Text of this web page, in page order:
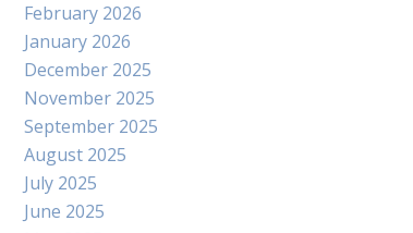
February 2026
January 2026
December 2025
November 2025
September 2025
August 2025
July 2025
June 2025